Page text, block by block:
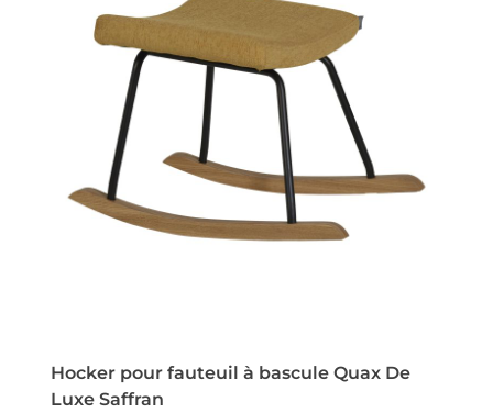
Hocker pour fauteuil à bascule Quax De
Luxe Saffran